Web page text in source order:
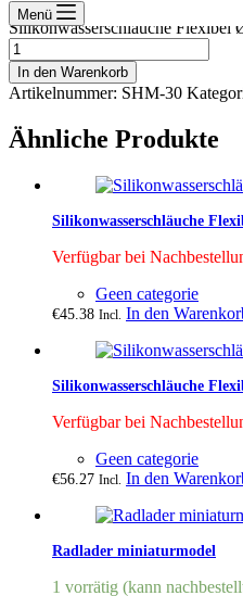
Menü
Silikonwasserschläuche Flexibel
In den Warenkorb
Artikelnummer: SHM-30
Ähnliche Produkte
Silikonwasserschläuche
Verfügbar bei
Geen categorie
€45.38 Incl. In den
Silikonwasserschläuche
Verfügbar bei
Geen categorie
€56.27 Incl. In den
Radlader miniaturmodel
1 vorrätig (kann